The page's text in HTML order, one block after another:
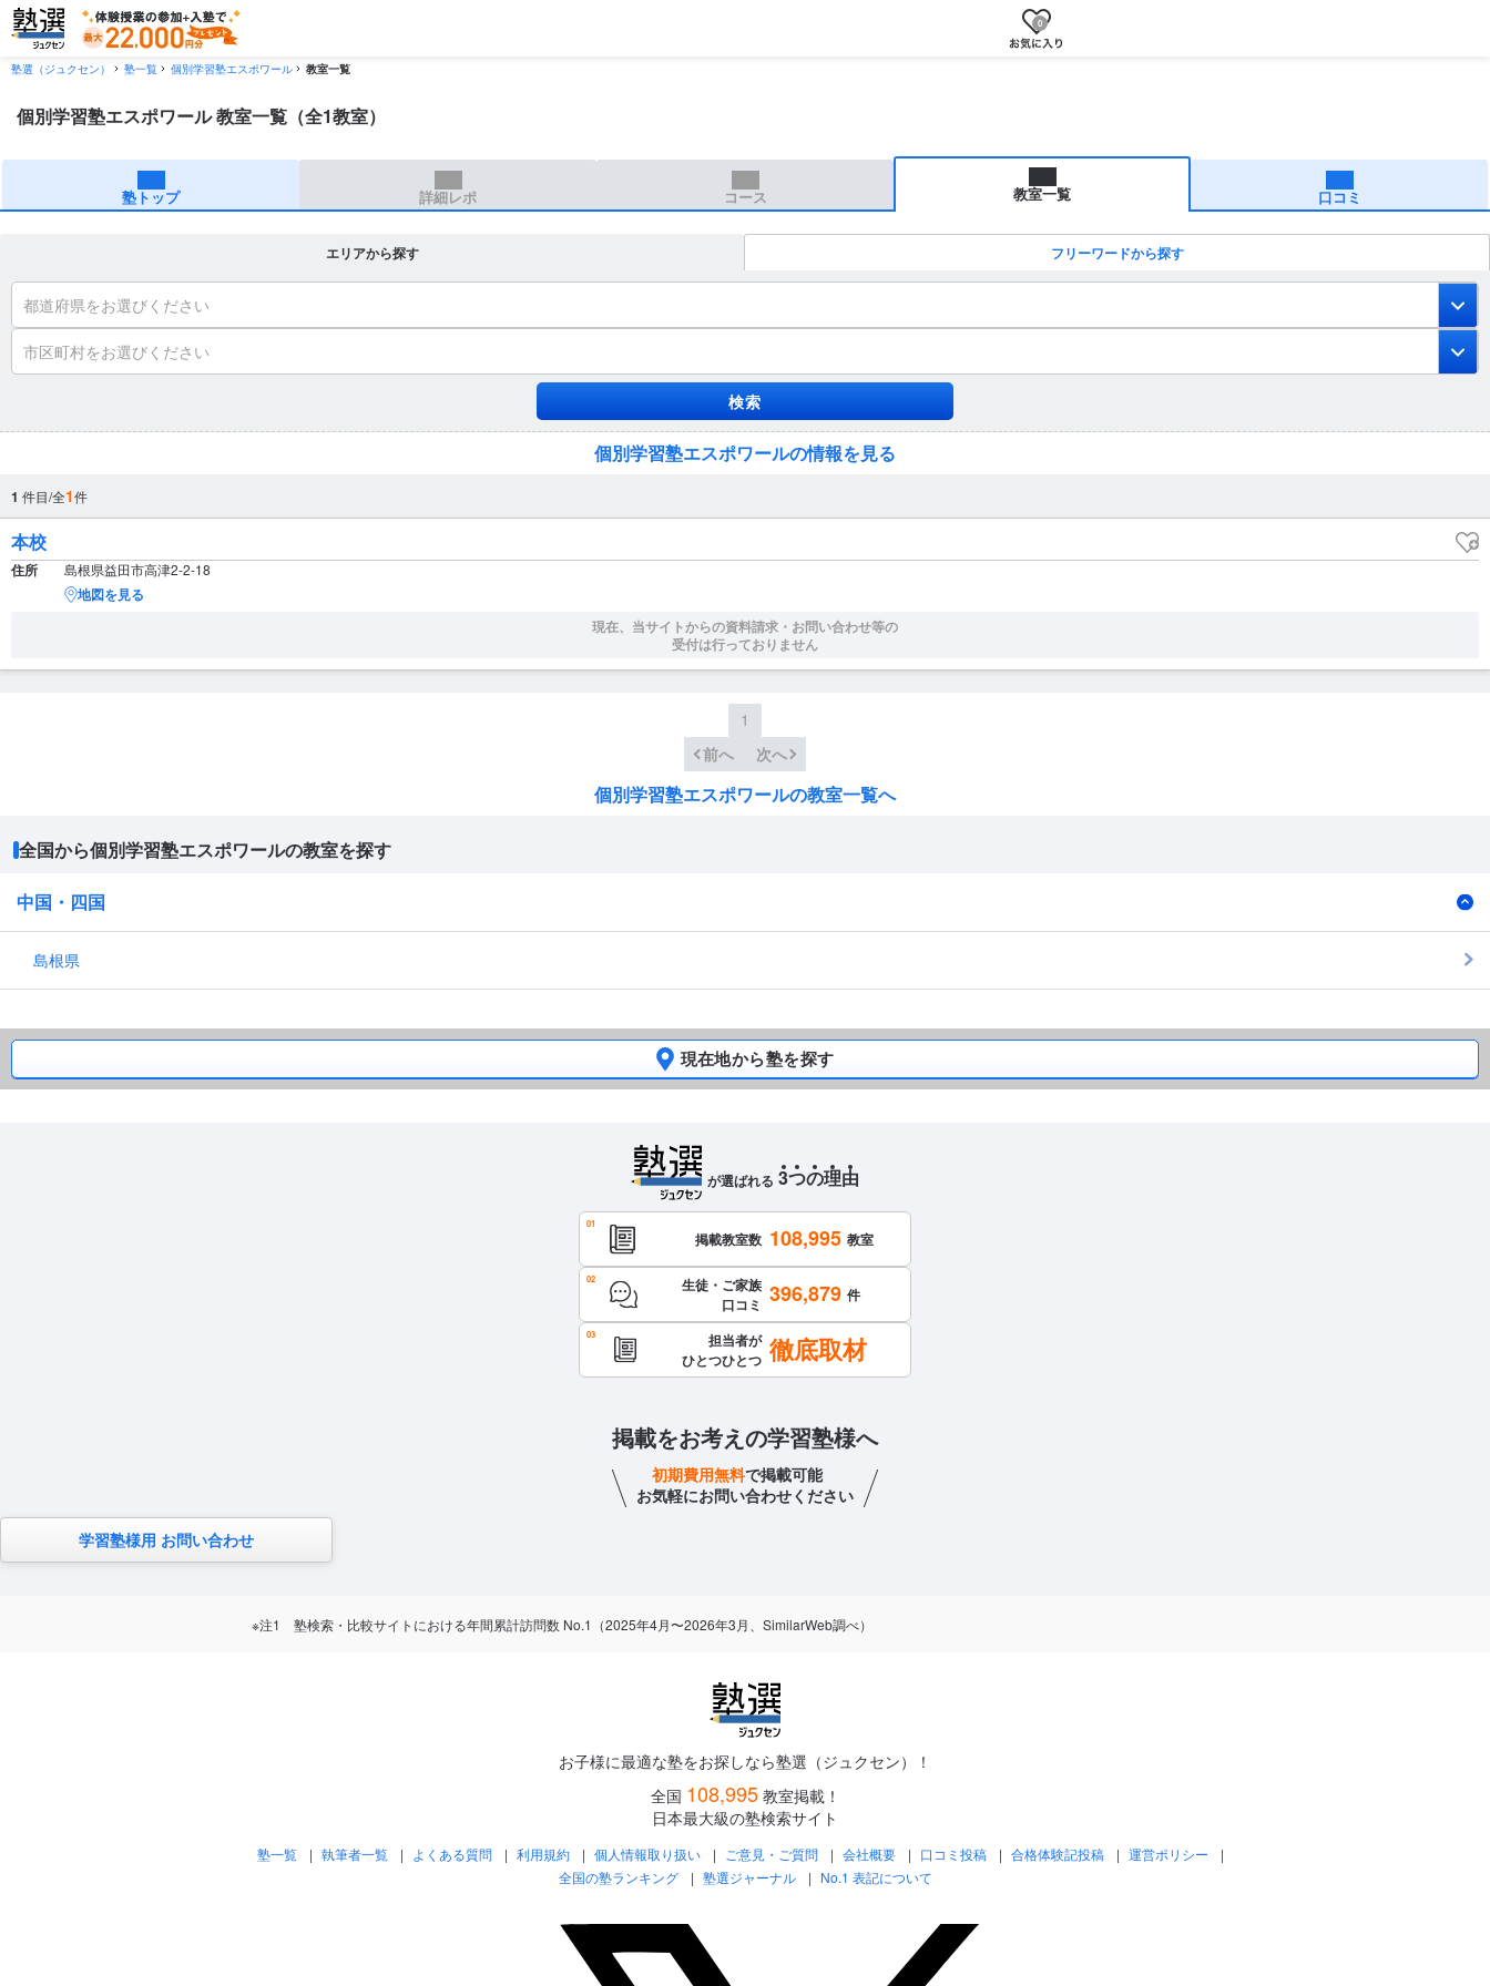
0
塾選（ジュクセン） 塾一覧 個別学習塾エスポワール 教室一覧
個別学習塾エスポワール 教室一覧（全1教室）
塾トップ 詳細レポ コース 教室一覧 口コミ
エリアから探す フリーワードから探す
都道府県をお選びください
市区町村をお選びください
個別学習塾エスポワールの情報を見る
1 件目/全1件
本校
住所 島根県益田市高津2-2-18
地図を見る
現在、当サイトからの資料請求・お問い合わせ等の
受付は行っておりません
1
前へ
次へ
個別学習塾エスポワールの教室一覧へ
全国から個別学習塾エスポワールの教室を探す
中国・四国
島根県
現在地から塾を探す
が選ばれる 3つの理由
掲載教室数 108,995 教室
生徒・ご家族
口コミ 396,879 件
担当者が
ひとつひとつ 徹底取材
掲載をお考えの学習塾様へ
初期費用無料で掲載可能
お気軽にお問い合わせください
学習塾様用 お問い合わせ
※注1 塾検索・比較サイトにおける年間累計訪問数 No.1（2025年4月〜2026年3月、SimilarWeb調べ）
お子様に最適な塾をお探しなら塾選（ジュクセン）！
全国 108,995 教室掲載！
日本最大級の塾検索サイト
塾一覧 執筆者一覧 よくある質問 利用規約 個人情報取り扱い ご意見・ご質問 会社概要 口コミ投稿 合格体験記投稿
運営ポリシー
全国の塾ランキング
塾選ジャーナル No.1 表記について